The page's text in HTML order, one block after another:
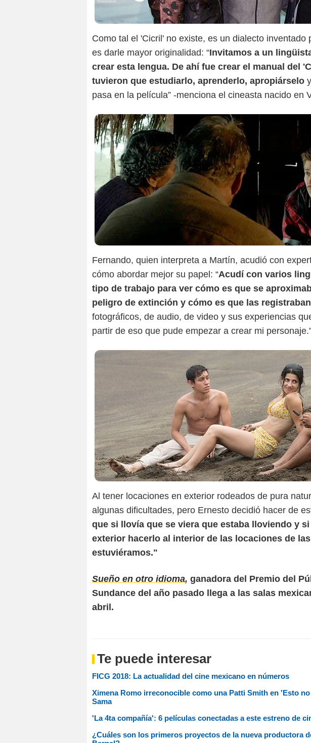
Como tal el 'Cicril' no existe, es un dialecto inventado
es darle mayor originalidad: “Invitamos a un
crear esta lengua. De ahí fue crear el manual del
tuvieron que estudiarlo, aprenderlo, apropiárselo
pasa en la película” -menciona el cineasta nacido en
Fernando, quien interpreta a Martín, acudió con
cómo abordar mejor su papel: “Acudí con varios
tipo de trabajo para ver cómo es que se
peligro de extinción y cómo es que las registraban
fotográficos, de audio, de video y sus experiencias
partir de eso que pude empezar a crear mi
Al tener locaciones en exterior rodeados de pura
algunas dificultades, pero Ernesto decidió hacer de
que si llovía que se viera que estaba lloviendo y
exterior hacerlo al interior de las locaciones de
estuviéramos."
Sueño en otro idioma, ganadora del Premio del
Sundance del año pasado llega a las salas
abril.
Te puede interesar
FICG 2018: La actualidad del cine mexicano en números
Ximena Romo irreconocible como una Patti Smith en 'Esto
Sama
'La 4ta compañía': 6 películas conectadas a este estreno de
¿Cuáles son los primeros proyectos de la nueva productora